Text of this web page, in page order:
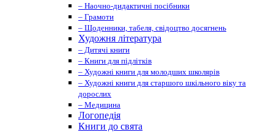
– Наочно-дидактичні посібники
– Грамоти
– Щоденники, табеля, свідоцтво досягнень
Художня література
– Дитячі книги
– Книги для підлітків
– Художні книги для молодших школярів
– Художні книги для старшого шкільного віку та
дорослих
– Медицина
Логопедія
Книги до свята